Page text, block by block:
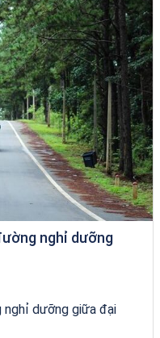
nghỉ dưỡng
nghỉ dưỡng giữa đại